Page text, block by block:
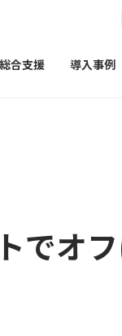
合支援 導入事例
でオ